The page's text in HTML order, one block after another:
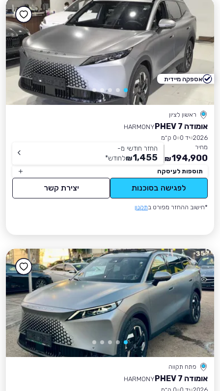
ראשון לציון
אומודה 7 PHEV
HARMONY
2026 יד 0
0 ק״מ
מחיר
194,900
₪
החזר חודשי מ-
1,455
₪לחודש*
תוספות לעיסקה
לפגישה בסוכנות יצירת קשר
*חישוב ההחזר מפורט בתקנון
אספקה מיידית
פתח תקווה
אומודה 7 PHEV
HARMONY